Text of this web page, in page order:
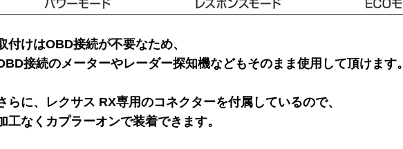
付けはOBD接続が不要なため、
接続のメーターやレーダー探知機などもそのまま使用して頂けます。
らに、レクサス RX専用のコネクターを付属しているので、
工なくカプラーオンで装着できます。